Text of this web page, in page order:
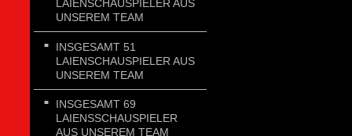
LAIENSCHAUSPIELER AUS
UNSEREM TEAM
INSGESAMT 51
LAIENSCHAUSPIELER AUS
UNSEREM TEAM
INSGESAMT 69
LAIENSSCHAUSPIELER
AUS UNSEREM TEAM